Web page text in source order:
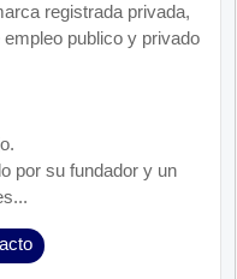
registrada privada,
publico y privado
por su fundador y un